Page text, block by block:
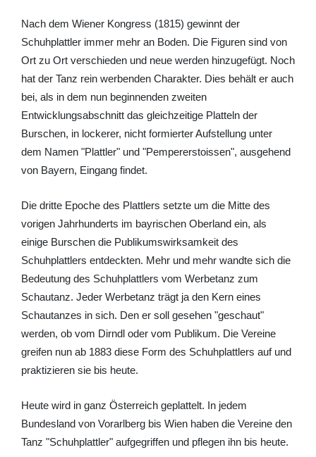
Nach dem Wiener Kongress (1815) gewinnt der
Schuhplattler immer mehr an Boden. Die Figuren sind von
Ort zu Ort verschieden und neue werden hinzugefügt. Noch
hat der Tanz rein werbenden Charakter. Dies behält er auch
bei, als in dem nun beginnenden zweiten
Entwicklungsabschnitt das gleichzeitige Platteln der
Burschen, in lockerer, nicht formierter Aufstellung unter
dem Namen "Plattler" und "Pempererstoissen", ausgehend
von Bayern, Eingang findet.
Die dritte Epoche des Plattlers setzte um die Mitte des
vorigen Jahrhunderts im bayrischen Oberland ein, als
einige Burschen die Publikumswirksamkeit des
Schuhplattlers entdeckten. Mehr und mehr wandte sich die
Bedeutung des Schuhplattlers vom Werbetanz zum
Schautanz. Jeder Werbetanz trägt ja den Kern eines
Schautanzes in sich. Den er soll gesehen "geschaut"
werden, ob vom Dirndl oder vom Publikum. Die Vereine
greifen nun ab 1883 diese Form des Schuhplattlers auf und
praktizieren sie bis heute.
Heute wird in ganz Österreich geplattelt. In jedem
Bundesland von Vorarlberg bis Wien haben die Vereine den
Tanz "Schuhplattler" aufgegriffen und pflegen ihn bis heute.